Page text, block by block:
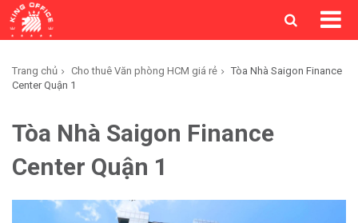
Trang chủ Cho thuê Văn phòng HCM giá rẻ
Tòa Nhà Saigon Finance
Center Quận 1
Tòa Nhà Saigon Finance
Center Quận 1